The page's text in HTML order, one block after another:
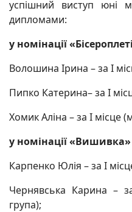
успішний виступ юні
дипломами:
у номінації
Волошина Ірина – за І
Пипко Катерина– за І
Хомик Аліна – за І місце
у номінації «Вишивка»
Карпенко Юлія – за І
Чернявська Карина –
група);